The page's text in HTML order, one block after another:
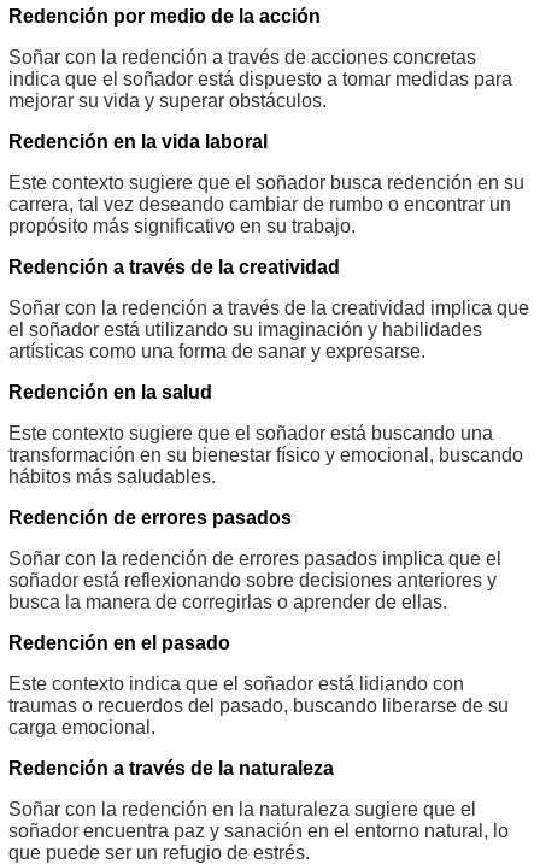
Redención por medio de la acción
Soñar con la redención a través de acciones concretas
indica que el soñador está dispuesto a tomar medidas para
mejorar su vida y superar obstáculos.
Redención en la vida laboral
Este contexto sugiere que el soñador busca redención en su
carrera, tal vez deseando cambiar de rumbo o encontrar un
propósito más significativo en su trabajo.
Redención a través de la creatividad
Soñar con la redención a través de la creatividad implica que
el soñador está utilizando su imaginación y habilidades
artísticas como una forma de sanar y expresarse.
Redención en la salud
Este contexto sugiere que el soñador está buscando una
transformación en su bienestar físico y emocional, buscando
hábitos más saludables.
Redención de errores pasados
Soñar con la redención de errores pasados implica que el
soñador está reflexionando sobre decisiones anteriores y
busca la manera de corregirlas o aprender de ellas.
Redención en el pasado
Este contexto indica que el soñador está lidiando con
traumas o recuerdos del pasado, buscando liberarse de su
carga emocional.
Redención a través de la naturaleza
Soñar con la redención en la naturaleza sugiere que el
soñador encuentra paz y sanación en el entorno natural, lo
que puede ser un refugio de estrés.